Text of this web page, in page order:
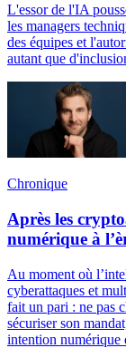
L'essor de l'IA
les managers
des équipes et
autant que
Chronique
Après les
numérique à
Au moment où
cyberattaques et
fait un pari : ne pas
sécuriser son
intention numérique